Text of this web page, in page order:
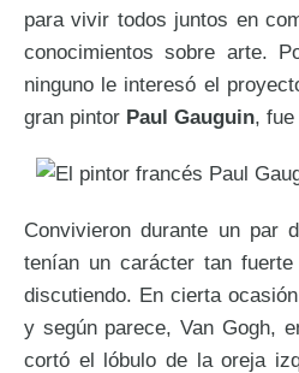
para vivir todos juntos en
conocimientos sobre arte.
ninguno le interesó el
gran pintor Paul Gauguin,
Convivieron durante un par
tenían un carácter tan
discutiendo. En cierta
y según parece, Van Gogh,
cortó el lóbulo de la oreja